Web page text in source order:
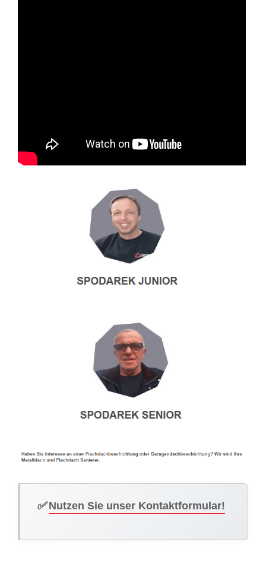
✅Nutzen Sie unser Kontaktformular!